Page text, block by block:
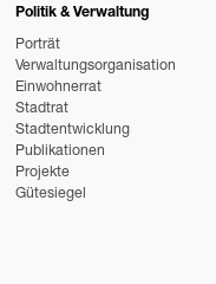
Politik & Verwaltung
Porträt
Verwaltungsorganisation
Einwohnerrat
Stadtrat
Stadtentwicklung
Publikationen
Projekte
Gütesiegel